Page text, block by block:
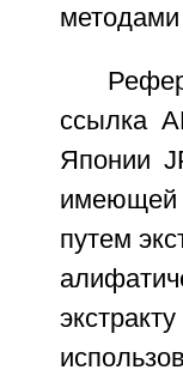
ссылка
Японии
имеющей
путем